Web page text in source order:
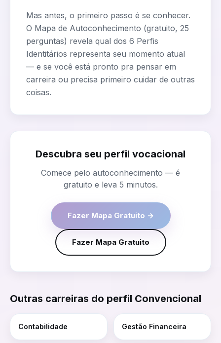
Mas antes, o primeiro passo é se conhecer.
O Mapa de Autoconhecimento (gratuito, 25
perguntas) revela qual dos 6 Perfis
Identitários representa seu momento atual
— e se você está pronto pra pensar em
carreira ou precisa primeiro cuidar de outras
coisas.
Descubra seu perfil vocacional
Comece pelo autoconhecimento — é
gratuito e leva 5 minutos.
Fazer Mapa Gratuito →
Fazer Mapa Gratuito
Outras carreiras do perfil Convencional
Contabilidade Gestão Financeira